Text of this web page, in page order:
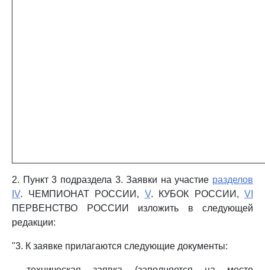
2. Пункт 3 подраздела 3. Заявки на участие разделов
IV. ЧЕМПИОНАТ РОССИИ, V. КУБОК РОССИИ, VI
ПЕРВЕНСТВО РОССИИ изложить в следующей
редакции:
"3. К заявке прилагаются следующие документы: